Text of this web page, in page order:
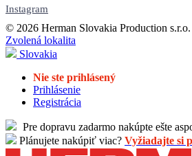
Instagram
© 2026 Herman Slovakia Production s.r.o.
Zvolená lokalita
Slovakia
Nie ste prihlásený
Prihlásenie
Registrácia
Pre dopravu zadarmo nakúpte ešte
Plánujete nakúpiť viac? Vyžiadajte si